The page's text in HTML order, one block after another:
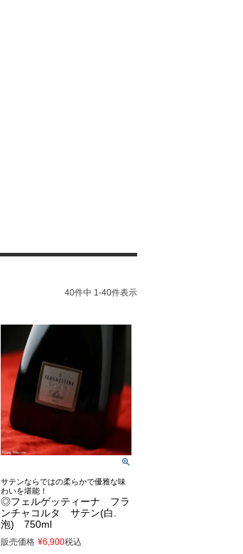
40件中 1-40件表示
サテンならではの柔らかで優雅な味
わいを堪能！
◎フェルゲッティーナ フラ
ンチャコルタ サテン(白.
泡) 750ml
販売価格 ¥6,900税込